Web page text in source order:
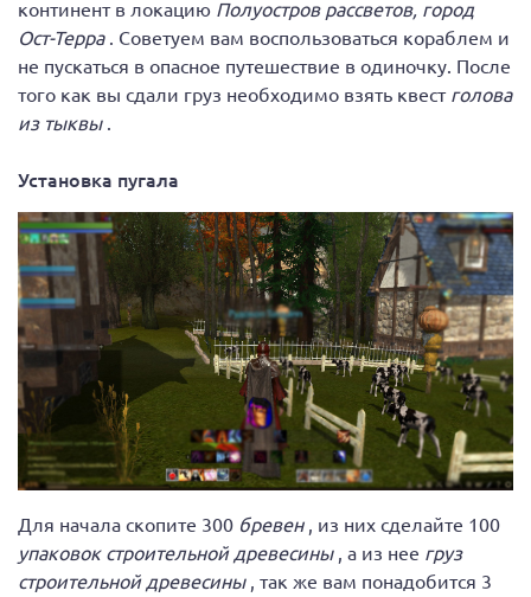
континент в локацию Полуостров рассветов, город
Ост-Терра . Советуем вам воспользоваться кораблем и
не пускаться в опасное путешествие в одиночку. После
того как вы сдали груз необходимо взять квест голова
из тыквы .
Установка пугала
Для начала скопите 300 бревен , из них сделайте 100
упаковок строительной древесины , а из нее груз
строительной древесины , так же вам понадобится 3